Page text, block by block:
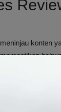
konten
ujar